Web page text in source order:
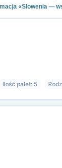
«Słowenia —
Ilość palet: 5